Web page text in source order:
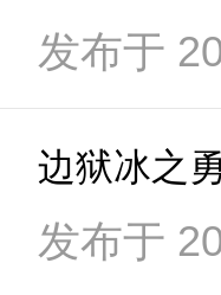
发布于
边狱冰之
发布于